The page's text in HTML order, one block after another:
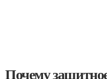
Почему